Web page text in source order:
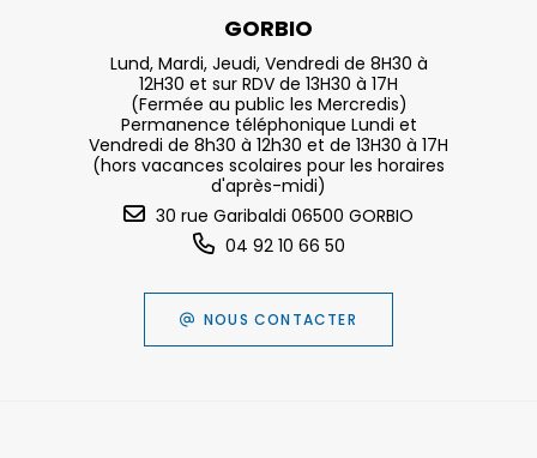
GORBIO
Lund, Mardi, Jeudi, Vendredi de 8H30 à
12H30 et sur RDV de 13H30 à 17H
(Fermée au public les Mercredis)
Permanence téléphonique Lundi et
Vendredi de 8h30 à 12h30 et de 13H30 à 17H
(hors vacances scolaires pour les horaires
d'après-midi)
30 rue Garibaldi 06500 GORBIO
04 92 10 66 50
NOUS CONTACTER